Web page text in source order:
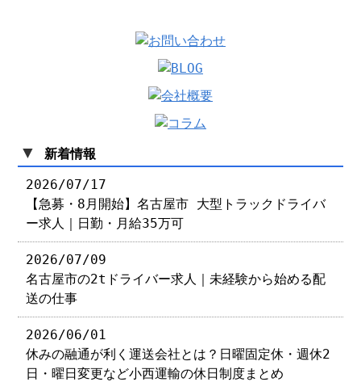
▼ 新着情報
2026/07/17
【急募・8月開始】名古屋市 大型トラックドライバ
ー求人｜日勤・月給35万可
2026/07/09
名古屋市の2tドライバー求人｜未経験から始める配
送の仕事
2026/06/01
休みの融通が利く運送会社とは？日曜固定休・週休2
日・曜日変更など小西運輸の休日制度まとめ